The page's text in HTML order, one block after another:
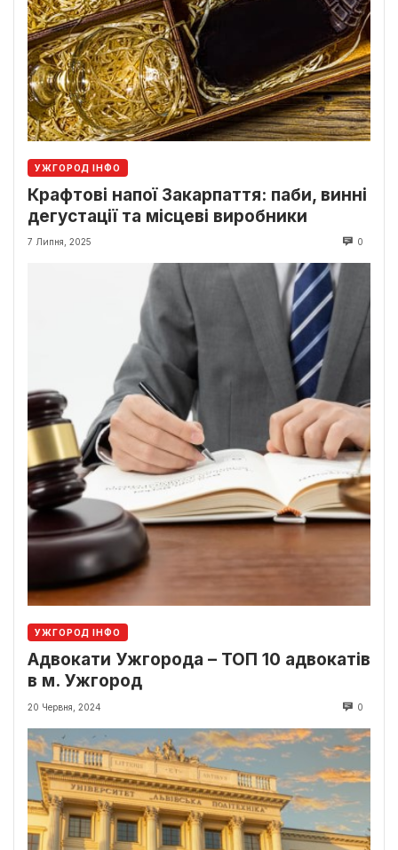
УЖГОРОД ІНФО
Крафтові напої Закарпаття: паби, винні
дегустації та місцеві виробники
7 Липня, 2025 0
УЖГОРОД ІНФО
Адвокати Ужгорода – ТОП 10 адвокатів
в м. Ужгород
20 Червня, 2024 0